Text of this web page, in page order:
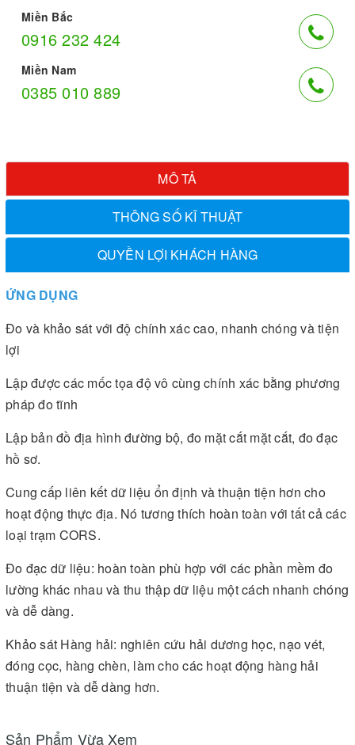
Miền Bắc
0916 232 424
Miền Nam
0385 010 889
MÔ TẢ
THÔNG SỐ KĨ THUẬT
QUYỀN LỢI KHÁCH HÀNG
ỨNG DỤNG
Đo và khảo sát với độ chính xác cao, nhanh chóng và tiện
lợi
Lập được các mốc tọa độ vô cùng chính xác bằng phương
pháp đo tĩnh
Lập bản đồ địa hình đường bộ, đo mặt cắt mặt cắt, đo đạc
hồ sơ.
Cung cấp liên kết dữ liệu ổn định và thuận tiện hơn cho
hoạt động thực địa. Nó tương thích hoàn toàn với tất cả các
loại trạm CORS.
Đo đạc dữ liệu: hoàn toàn phù hợp với các phần mềm đo
lường khác nhau và thu thập dữ liệu một cách nhanh chóng
và dễ dàng.
Khảo sát Hàng hải: nghiên cứu hải dương học, nạo vét,
đóng cọc, hàng chèn, làm cho các hoạt động hàng hải
thuận tiện và dễ dàng hơn.
Sản Phẩm Vừa Xem